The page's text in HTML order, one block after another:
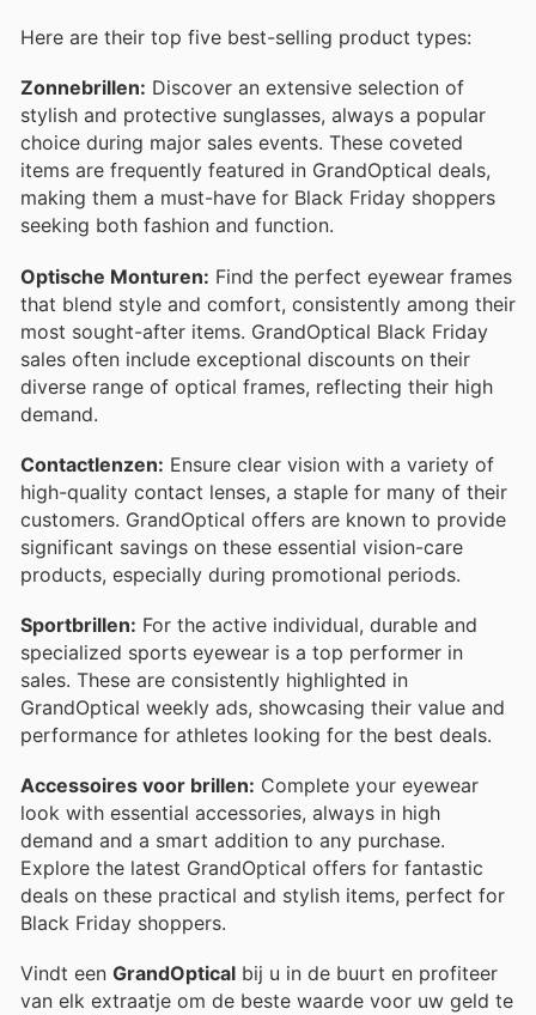
Here are their top five best-selling product types:
Zonnebrillen: Discover an extensive selection of
stylish and protective sunglasses, always a popular
choice during major sales events. These coveted
items are frequently featured in GrandOptical deals,
making them a must-have for Black Friday shoppers
seeking both fashion and function.
Optische Monturen: Find the perfect eyewear frames
that blend style and comfort, consistently among their
most sought-after items. GrandOptical Black Friday
sales often include exceptional discounts on their
diverse range of optical frames, reflecting their high
demand.
Contactlenzen: Ensure clear vision with a variety of
high-quality contact lenses, a staple for many of their
customers. GrandOptical offers are known to provide
significant savings on these essential vision-care
products, especially during promotional periods.
Sportbrillen: For the active individual, durable and
specialized sports eyewear is a top performer in
sales. These are consistently highlighted in
GrandOptical weekly ads, showcasing their value and
performance for athletes looking for the best deals.
Accessoires voor brillen: Complete your eyewear
look with essential accessories, always in high
demand and a smart addition to any purchase.
Explore the latest GrandOptical offers for fantastic
deals on these practical and stylish items, perfect for
Black Friday shoppers.
Vindt een GrandOptical bij u in de buurt en profiteer
van elk extraatje om de beste waarde voor uw geld te